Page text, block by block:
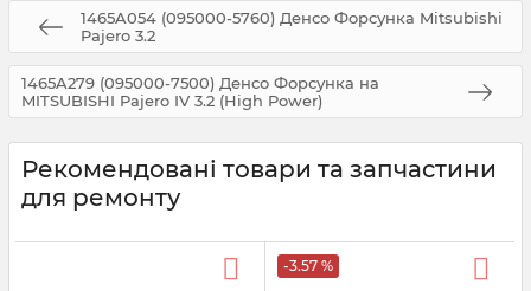
1465A054 (095000-5760) Денсо Форсунка Mitsubishi
Pajero 3.2
1465A279 (095000-7500) Денсо Форсунка на
MITSUBISHI Pajero IV 3.2 (High Power)
Рекомендовані товари та запчастини
для ремонту
-3.57 %